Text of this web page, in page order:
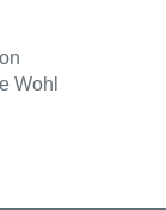
Wohl